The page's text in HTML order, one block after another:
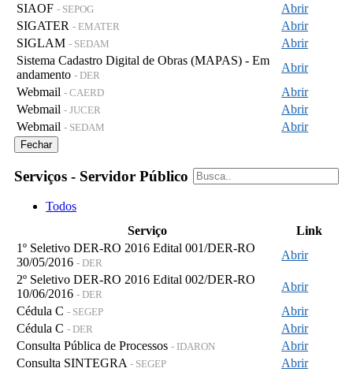
SIAOF - SEPOG
Abrir
SIGATER - EMATER
Abrir
SIGLAM - SEDAM
Abrir
Sistema Cadastro Digital de Obras (MAPAS) - Em
andamento - DER
Abrir
Webmail - CAERD
Abrir
Webmail - JUCER
Abrir
Webmail - SEDAM Abrir
Fechar
Serviços - Servidor Público
Todos
Serviço
Link
1º Seletivo DER-RO 2016 Edital 001/DER-RO
30/05/2016 - DER
Abrir
2º Seletivo DER-RO 2016 Edital 002/DER-RO
10/06/2016 - DER
Abrir
Cédula C - SEGEP
Abrir
Cédula C - DER
Abrir
Consulta Pública de Processos - IDARON
Abrir
Consulta SINTEGRA - SEGEP
Abrir